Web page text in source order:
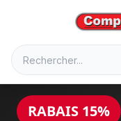
RABAIS 15%